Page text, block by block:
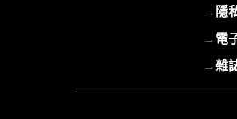
→隱
→電
→雜